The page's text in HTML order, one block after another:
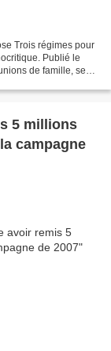
Trois régimes pour
Publié le
de famille, ses
5 millions
campagne